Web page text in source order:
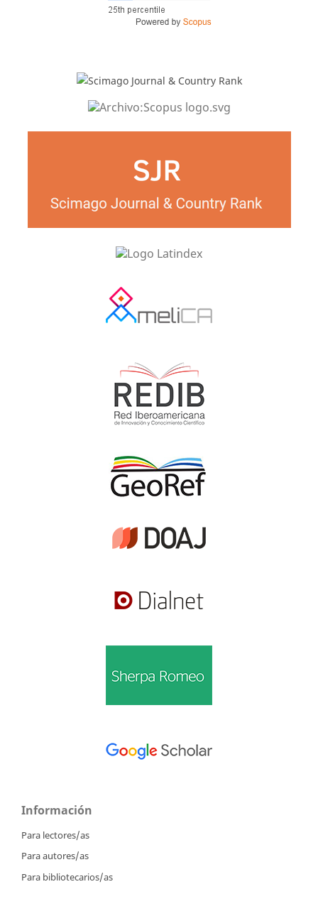
Información
Para lectores/as
Para autores/as
Para bibliotecarios/as